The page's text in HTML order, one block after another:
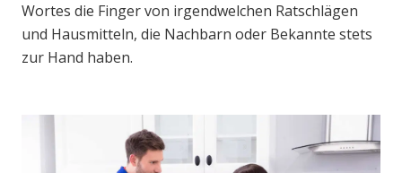
Wortes die Finger von irgendwelchen Ratschlägen
und Hausmitteln, die Nachbarn oder Bekannte stets
zur Hand haben.